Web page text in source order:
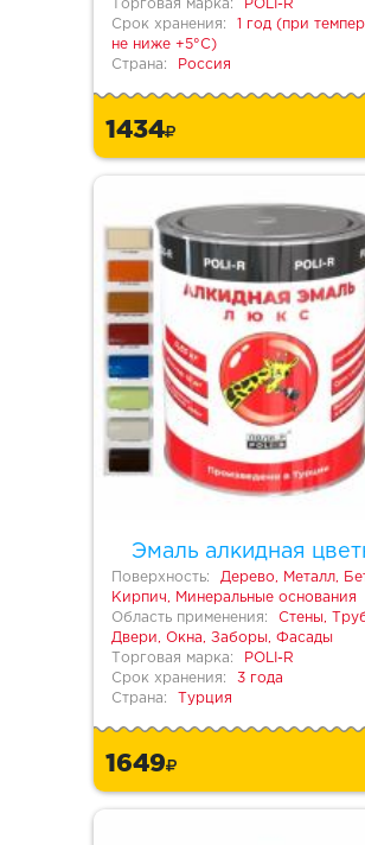
Торговая марка:
POLI-R
Срок хранения:
1 год (при
не ниже +5°С)
Страна:
Россия
1434
Эмаль алкидная
Поверхность:
Дерево, Металл,
Кирпич, Минеральные основания
Область применения:
Стены,
Двери, Окна, Заборы, Фасады
Торговая марка:
POLI-R
Срок хранения:
3 года
Страна:
Турция
1649